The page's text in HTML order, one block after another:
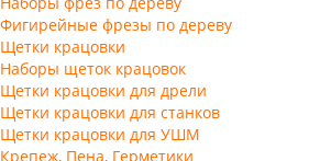
Фигирейные фрезы по дереву
Щетки крацовки
Наборы щеток крацовок
Щетки крацовки для дрели
Щетки крацовки для станков
Щетки крацовки для УШМ
Крепеж, Пена, Герметики